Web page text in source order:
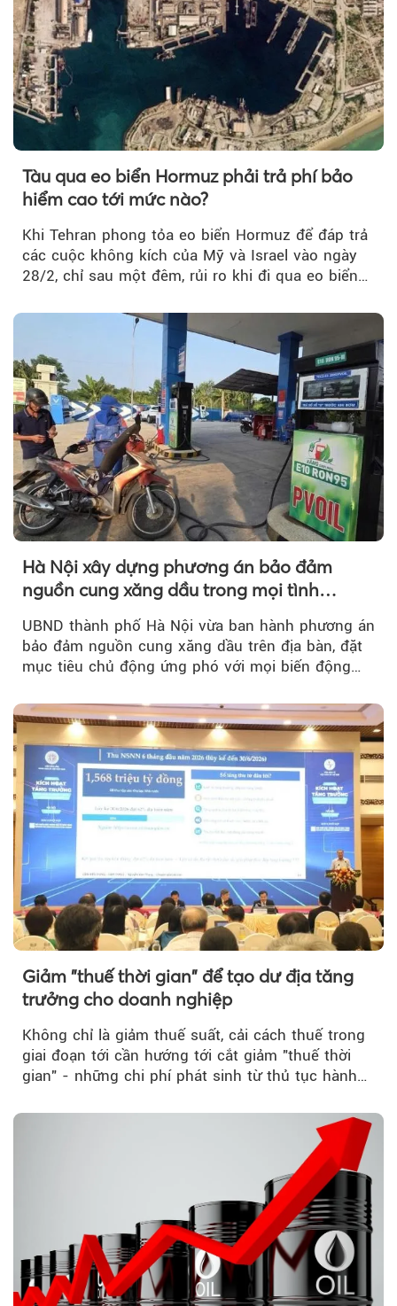
Tàu qua eo biển Hormuz phải trả phí bảo
hiểm cao tới mức nào?
Khi Tehran phong tỏa eo biển Hormuz để đáp trả
các cuộc không kích của Mỹ và Israel vào ngày
28/2, chỉ sau một đêm, rủi ro khi đi qua eo biển
theo.
Hà Nội xây dựng phương án bảo đảm
nguồn cung xăng dầu trong mọi tình
UBND thành phố Hà Nội vừa ban hành phương án
bảo đảm nguồn cung xăng dầu trên địa bàn, đặt
mục tiêu chủ động ứng phó với mọi biến động
Giảm "thuế thời gian" để tạo dư địa tăng
trưởng cho doanh nghiệp
Không chỉ là giảm thuế suất, cải cách thuế trong
giai đoạn tới cần hướng tới cắt giảm "thuế thời
gian" - những chi phí phát sinh từ thủ tục hành